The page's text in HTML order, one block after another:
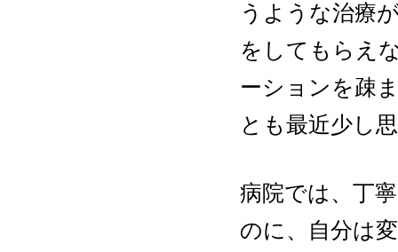
うような治療
をしてもらえ
ーションを疎
とも最近少し
病院では、丁
のに、自分は